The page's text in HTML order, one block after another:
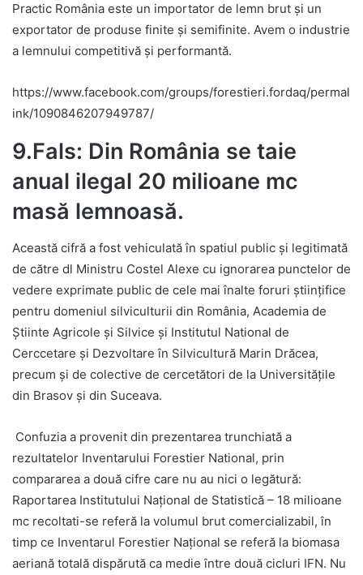
Practic România este un importator de lemn brut și un
exportator de produse finite și semifinite. Avem o industrie
a lemnului competitivă și performantă.
https://www.facebook.com/groups/forestieri.fordaq/permal
ink/1090846207949787/
9.Fals: Din România se taie
anual ilegal 20 milioane mc
masă lemnoasă.
Această cifră a fost vehiculată în spatiul public și legitimată
de către dl Ministru Costel Alexe cu ignorarea punctelor de
vedere exprimate public de cele mai înalte foruri științifice
pentru domeniul silviculturii din România, Academia de
Știinte Agricole și Silvice și Institutul National de
Cerccetare și Dezvoltare în Silvicultură Marin Drăcea,
precum și de colective de cercetători de la Universitățile
din Brasov și din Suceava.
Confuzia a provenit din prezentarea trunchiată a
rezultatelor Inventarului Forestier National, prin
compararea a două cifre care nu au nici o legătură:
Raportarea Institutului Național de Statistică – 18 milioane
mc recoltati-se referă la volumul brut comercializabil, în
timp ce Inventarul Forestier Național se referă la biomasa
aeriană totală dispărută ca medie între două cicluri IFN. Nu